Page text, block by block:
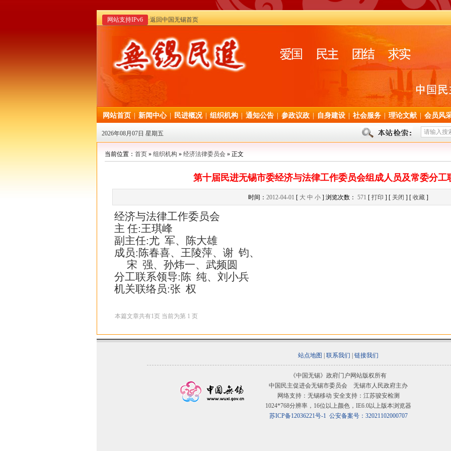
网站支持IPv6 ·返回中国无锡首页
网站首页 新闻中心 民进概况 组织机构 通知公告 参政议政 自身建设 社会服务 理论文献 会员风
2026年08月07日 星期五
当前位置： 首页 » 组织机构 » 经济法律委员会 » 正文
第十届民进无锡市委经济与法律工作委员会组成人员及常委分工
时间： 2012-04-01 [ 大 中 小 ] 浏览次数： 571 [ 打印 ] [ 关闭 ] [ 收藏 ]
经济与法律工作委员会
主 任:王琪峰
副主任:尤 军、陈大雄
成员:陈春喜、王陵萍、谢 钧、
宋 强、孙炜一、武频圆
分工联系领导:陈 纯、刘小兵
机关联络员:张 权
本篇文章共有1页 当前为第 1 页
站点地图 联系我们 链接我们
《中国无锡》政府门户网站版权所有
中国民主促进会无锡市委员会 无锡市人民政府主办
网络支持：无锡移动 安全支持：江苏骏安检测
1024*768分辨率，16位以上颜色，IE6.0以上版本浏览器
苏ICP备12036221号-1 公安备案号：32021102000707